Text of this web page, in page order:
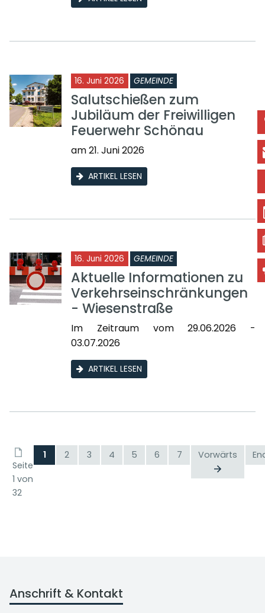
16. Juni 2026 GEMEINDE
Salutschießen zum
Jubiläum der Freiwilligen
Feuerwehr Schönau
am 21. Juni 2026
ARTIKEL LESEN
16. Juni 2026 GEMEINDE
Aktuelle Informationen zu
Verkehrseinschränkungen
- Wiesenstraße
Im Zeitraum vom 29.06.2026 -
03.07.2026
ARTIKEL LESEN
Seite
1 von
32
1 2 3 4 5 6 7 Vorwärts
Anschrift & Kontakt